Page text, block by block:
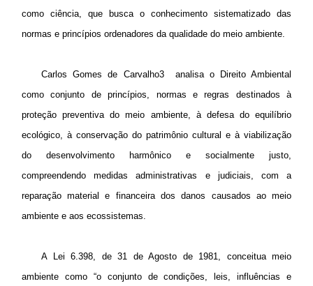
comociência, que busca o conhecimento sistematizado das
normas e princípios ordenadores da qualidade do meio ambiente.
Carlos Gomes de Carvalho3 analisa o Direito Ambiental
como conjunto de princípios, normas e regras destinados à
proteção preventiva do meio ambiente, à defesa do equilíbrio
ecológico, à conservação do patrimônio cultural e à viabilização
do desenvolvimento harmônico e socialmente justo,
compreendendo medidas administrativas e judiciais, com a
reparação material e financeira dos danos causados ao meio
ambiente e aos ecossistemas.
A Lei 6.398, de 31 de Agosto de 1981, conceitua meio
ambiente como “o conjunto de condições, leis, influências e